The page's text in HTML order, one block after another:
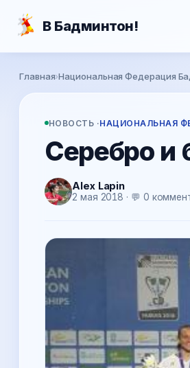
В Бадминтон!
Вы здесь
Главная›Национальная Федерация
НОВОСТЬ ·НАЦИОНАЛЬНАЯ
Серебро и
Alex Lapin
2 мая 2018 · 💬 0